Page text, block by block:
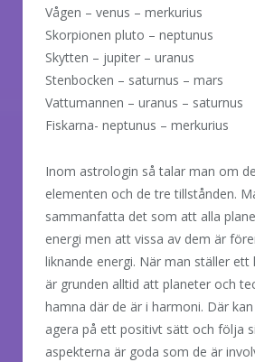
Vågen – venus – merkurius
Skorpionen pluto – neptunus
Skytten – jupiter – uranus
Stenbocken – saturnus – mars
Vattumannen – uranus – saturnus
Fiskarna- neptunus – merkurius
Inom astrologin så talar man om
elementen och de tre tillstånden.
sammanfatta det som att alla
energi men att vissa av dem är
liknande energi. När man ställer ett
är grunden alltid att planeter och
hamna där de är i harmoni. Där
agera på ett positivt sätt och följa
aspekterna är goda som de är